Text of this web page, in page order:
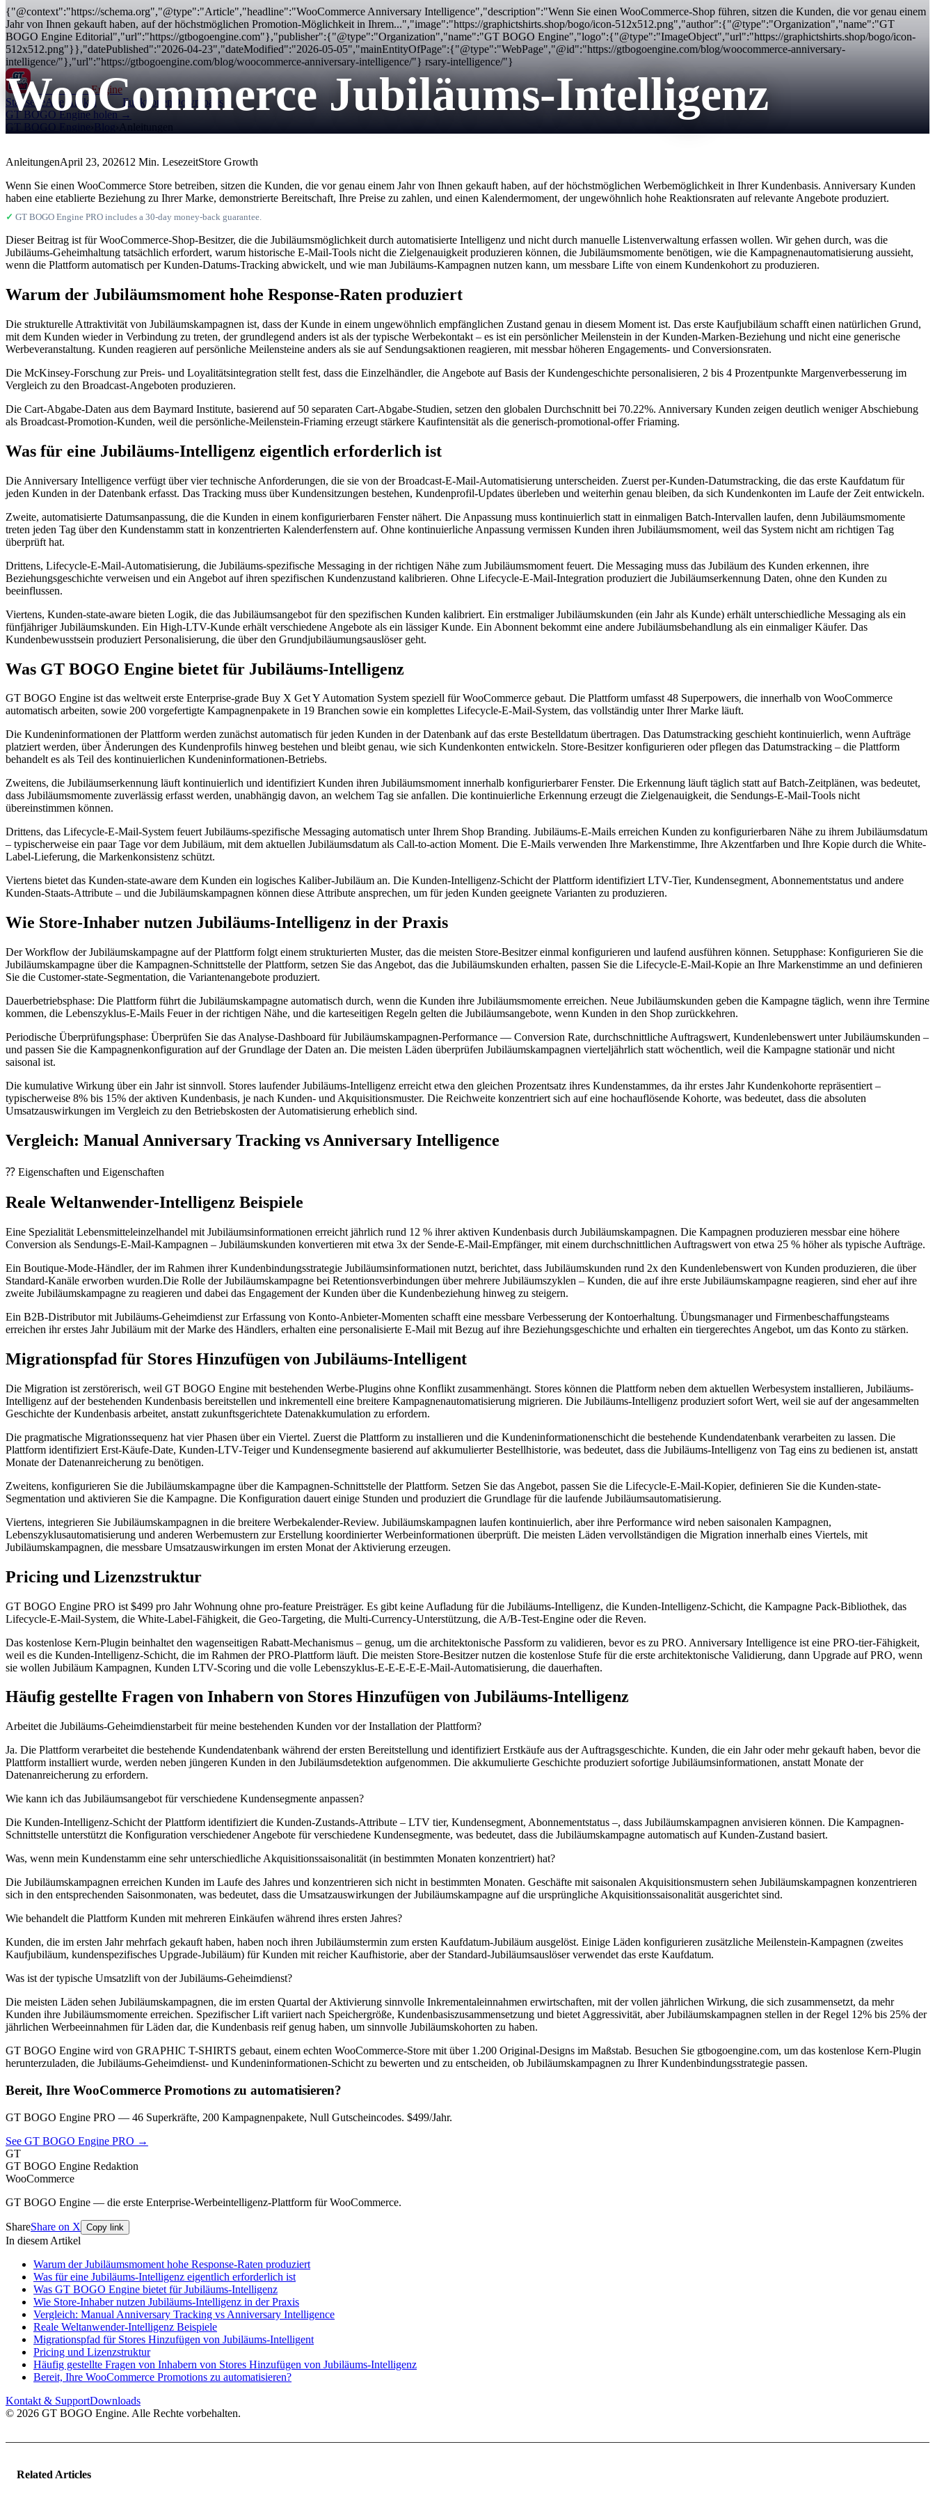
{"@context":"https://schema.org","@type":"Article","headline":"WooCommerce Anniversary Intelligence","description":"Wenn Sie einen WooCommerce-Shop führen, sitzen die Kunden, die vor genau einem
Jahr von Ihnen gekauft haben, auf der höchstmöglichen Promotion-Möglichkeit in Ihrem...","image":"https://graphictshirts.shop/bogo/icon-512x512.png","author":{"@type":"Organization","name":"GT
BOGO Engine Editorial","url":"https://gtbogoengine.com"},"publisher":{"@type":"Organization","name":"GT BOGO Engine","logo":{"@type":"ImageObject","url":"https://graphictshirts.shop/bogo/icon-
512x512.png"}},"datePublished":"2026-04-23","dateModified":"2026-05-05","mainEntityOfPage":{"@type":"WebPage","@id":"https://gtbogoengine.com/blog/woocommerce-anniversary-
intelligence/"},"url":"https://gtbogoengine.com/blog/woocommerce-anniversary-intelligence/"} rsary-intelligence/"}
GT BOGOEngine
StartseiteAlle Artikel Funktionen Downloads
GT BOGO Engine holen →
GT BOGO Engine ›Blog › Anleitungen
WooCommerce Jubiläums-Intelligenz
AnleitungenApril 23, 202612 Min. LesezeitStore Growth
Wenn Sie einen WooCommerce Store betreiben, sitzen die Kunden, die vor genau einem Jahr von Ihnen gekauft haben, auf der höchstmöglichen Werbemöglichkeit in Ihrer Kundenbasis. Anniversary Kunden
haben eine etablierte Beziehung zu Ihrer Marke, demonstrierte Bereitschaft, Ihre Preise zu zahlen, und einen Kalendermoment, der ungewöhnlich hohe Reaktionsraten auf relevante Angebote produziert.
✓ GT BOGO Engine PRO includes a 30-day money-back guarantee.
Dieser Beitrag ist für WooCommerce-Shop-Besitzer, die die Jubiläumsmöglichkeit durch automatisierte Intelligenz und nicht durch manuelle Listenverwaltung erfassen wollen. Wir gehen durch, was die
Jubiläums-Geheimhaltung tatsächlich erfordert, warum historische E-Mail-Tools nicht die Zielgenauigkeit produzieren können, die Jubiläumsmomente benötigen, wie die Kampagnenautomatisierung aussieht,
wenn die Plattform automatisch per Kunden-Datums-Tracking abwickelt, und wie man Jubiläums-Kampagnen nutzen kann, um messbare Lifte von einem Kundenkohort zu produzieren.
Warum der Jubiläumsmoment hohe Response-Raten produziert
Die strukturelle Attraktivität von Jubiläumskampagnen ist, dass der Kunde in einem ungewöhnlich empfänglichen Zustand genau in diesem Moment ist. Das erste Kaufjubiläum schafft einen natürlichen Grund,
mit dem Kunden wieder in Verbindung zu treten, der grundlegend anders ist als der typische Werbekontakt – es ist ein persönlicher Meilenstein in der Kunden-Marken-Beziehung und nicht eine generische
Werbeveranstaltung. Kunden reagieren auf persönliche Meilensteine anders als sie auf Sendungsaktionen reagieren, mit messbar höheren Engagements- und Conversionsraten.
Die McKinsey-Forschung zur Preis- und Loyalitätsintegration stellt fest, dass die Einzelhändler, die Angebote auf Basis der Kundengeschichte personalisieren, 2 bis 4 Prozentpunkte Margenverbesserung im
Vergleich zu den Broadcast-Angeboten produzieren.
Die Cart-Abgabe-Daten aus dem Baymard Institute, basierend auf 50 separaten Cart-Abgabe-Studien, setzen den globalen Durchschnitt bei 70.22%. Anniversary Kunden zeigen deutlich weniger Abschiebung
als Broadcast-Promotion-Kunden, weil die persönliche-Meilenstein-Friaming erzeugt stärkere Kaufintensität als die generisch-promotional-offer Friaming.
Was für eine Jubiläums-Intelligenz eigentlich erforderlich ist
Die Anniversary Intelligence verfügt über vier technische Anforderungen, die sie von der Broadcast-E-Mail-Automatisierung unterscheiden. Zuerst per-Kunden-Datumstracking, die das erste Kaufdatum für
jeden Kunden in der Datenbank erfasst. Das Tracking muss über Kundensitzungen bestehen, Kundenprofil-Updates überleben und weiterhin genau bleiben, da sich Kundenkonten im Laufe der Zeit entwickeln.
Zweite, automatisierte Datumsanpassung, die die Kunden in einem konfigurierbaren Fenster nähert. Die Anpassung muss kontinuierlich statt in einmaligen Batch-Intervallen laufen, denn Jubiläumsmomente
treten jeden Tag über den Kundenstamm statt in konzentrierten Kalenderfenstern auf. Ohne kontinuierliche Anpassung vermissen Kunden ihren Jubiläumsmoment, weil das System nicht am richtigen Tag
überprüft hat.
Drittens, Lifecycle-E-Mail-Automatisierung, die Jubiläums-spezifische Messaging in der richtigen Nähe zum Jubiläumsmoment feuert. Die Messaging muss das Jubiläum des Kunden erkennen, ihre
Beziehungsgeschichte verweisen und ein Angebot auf ihren spezifischen Kundenzustand kalibrieren. Ohne Lifecycle-E-Mail-Integration produziert die Jubiläumserkennung Daten, ohne den Kunden zu
beeinflussen.
Viertens, Kunden-state-aware bieten Logik, die das Jubiläumsangebot für den spezifischen Kunden kalibriert. Ein erstmaliger Jubiläumskunden (ein Jahr als Kunde) erhält unterschiedliche Messaging als ein
fünfjähriger Jubiläumskunden. Ein High-LTV-Kunde erhält verschiedene Angebote als ein lässiger Kunde. Ein Abonnent bekommt eine andere Jubiläumsbehandlung als ein einmaliger Käufer. Das
Kundenbewusstsein produziert Personalisierung, die über den Grundjubiläumungsauslöser geht.
Was GT BOGO Engine bietet für Jubiläums-Intelligenz
GT BOGO Engine ist das weltweit erste Enterprise-grade Buy X Get Y Automation System speziell für WooCommerce gebaut. Die Plattform umfasst 48 Superpowers, die innerhalb von WooCommerce
automatisch arbeiten, sowie 200 vorgefertigte Kampagnenpakete in 19 Branchen sowie ein komplettes Lifecycle-E-Mail-System, das vollständig unter Ihrer Marke läuft.
Die Kundeninformationen der Plattform werden zunächst automatisch für jeden Kunden in der Datenbank auf das erste Bestelldatum übertragen. Das Datumstracking geschieht kontinuierlich, wenn Aufträge
platziert werden, über Änderungen des Kundenprofils hinweg bestehen und bleibt genau, wie sich Kundenkonten entwickeln. Store-Besitzer konfigurieren oder pflegen das Datumstracking – die Plattform
behandelt es als Teil des kontinuierlichen Kundeninformationen-Betriebs.
Zweitens, die Jubiläumserkennung läuft kontinuierlich und identifiziert Kunden ihren Jubiläumsmoment innerhalb konfigurierbarer Fenster. Die Erkennung läuft täglich statt auf Batch-Zeitplänen, was bedeutet,
dass Jubiläumsmomente zuverlässig erfasst werden, unabhängig davon, an welchem Tag sie anfallen. Die kontinuierliche Erkennung erzeugt die Zielgenauigkeit, die Sendungs-E-Mail-Tools nicht
übereinstimmen können.
Drittens, das Lifecycle-E-Mail-System feuert Jubiläums-spezifische Messaging automatisch unter Ihrem Shop Branding. Jubiläums-E-Mails erreichen Kunden zu konfigurierbaren Nähe zu ihrem Jubiläumsdatum
– typischerweise ein paar Tage vor dem Jubiläum, mit dem aktuellen Jubiläumsdatum als Call-to-action Moment. Die E-Mails verwenden Ihre Markenstimme, Ihre Akzentfarben und Ihre Kopie durch die White-
Label-Lieferung, die Markenkonsistenz schützt.
Viertens bietet das Kunden-state-aware dem Kunden ein logisches Kaliber-Jubiläum an. Die Kunden-Intelligenz-Schicht der Plattform identifiziert LTV-Tier, Kundensegment, Abonnementstatus und andere
Kunden-Staats-Attribute – und die Jubiläumskampagnen können diese Attribute ansprechen, um für jeden Kunden geeignete Varianten zu produzieren.
Wie Store-Inhaber nutzen Jubiläums-Intelligenz in der Praxis
Der Workflow der Jubiläumskampagne auf der Plattform folgt einem strukturierten Muster, das die meisten Store-Besitzer einmal konfigurieren und laufend ausführen können. Setupphase: Konfigurieren Sie die
Jubiläumskampagne über die Kampagnen-Schnittstelle der Plattform, setzen Sie das Angebot, das die Jubiläumskunden erhalten, passen Sie die Lifecycle-E-Mail-Kopie an Ihre Markenstimme an und definieren
Sie die Customer-state-Segmentation, die Variantenangebote produziert.
Dauerbetriebsphase: Die Plattform führt die Jubiläumskampagne automatisch durch, wenn die Kunden ihre Jubiläumsmomente erreichen. Neue Jubiläumskunden geben die Kampagne täglich, wenn ihre Termine
kommen, die Lebenszyklus-E-Mails Feuer in der richtigen Nähe, und die karteseitigen Regeln gelten die Jubiläumsangebote, wenn Kunden in den Shop zurückkehren.
Periodische Überprüfungsphase: Überprüfen Sie das Analyse-Dashboard für Jubiläumskampagnen-Performance — Conversion Rate, durchschnittliche Auftragswert, Kundenlebenswert unter Jubiläumskunden –
und passen Sie die Kampagnenkonfiguration auf der Grundlage der Daten an. Die meisten Läden überprüfen Jubiläumskampagnen vierteljährlich statt wöchentlich, weil die Kampagne stationär und nicht
saisonal ist.
Die kumulative Wirkung über ein Jahr ist sinnvoll. Stores laufender Jubiläums-Intelligenz erreicht etwa den gleichen Prozentsatz ihres Kundenstammes, da ihr erstes Jahr Kundenkohorte repräsentiert –
typischerweise 8% bis 15% der aktiven Kundenbasis, je nach Kunden- und Akquisitionsmuster. Die Reichweite konzentriert sich auf eine hochauflösende Kohorte, was bedeutet, dass die absoluten
Umsatzauswirkungen im Vergleich zu den Betriebskosten der Automatisierung erheblich sind.
Vergleich: Manual Anniversary Tracking vs Anniversary Intelligence
⁇ Eigenschaften und Eigenschaften
Reale Weltanwender-Intelligenz Beispiele
Eine Spezialität Lebensmitteleinzelhandel mit Jubiläumsinformationen erreicht jährlich rund 12 % ihrer aktiven Kundenbasis durch Jubiläumskampagnen. Die Kampagnen produzieren messbar eine höhere
Conversion als Sendungs-E-Mail-Kampagnen – Jubiläumskunden konvertieren mit etwa 3x der Sende-E-Mail-Empfänger, mit einem durchschnittlichen Auftragswert von etwa 25 % höher als typische Aufträge.
Ein Boutique-Mode-Händler, der im Rahmen ihrer Kundenbindungsstrategie Jubiläumsinformationen nutzt, berichtet, dass Jubiläumskunden rund 2x den Kundenlebenswert von Kunden produzieren, die über
Standard-Kanäle erworben wurden.Die Rolle der Jubiläumskampagne bei Retentionsverbindungen über mehrere Jubiläumszyklen – Kunden, die auf ihre erste Jubiläumskampagne reagieren, sind eher auf ihre
zweite Jubiläumskampagne zu reagieren und dabei das Engagement der Kunden über die Kundenbeziehung hinweg zu steigern.
Ein B2B-Distributor mit Jubiläums-Geheimdienst zur Erfassung von Konto-Anbieter-Momenten schafft eine messbare Verbesserung der Kontoerhaltung. Übungsmanager und Firmenbeschaffungsteams
erreichen ihr erstes Jahr Jubiläum mit der Marke des Händlers, erhalten eine personalisierte E-Mail mit Bezug auf ihre Beziehungsgeschichte und erhalten ein tiergerechtes Angebot, um das Konto zu stärken.
Migrationspfad für Stores Hinzufügen von Jubiläums-Intelligent
Die Migration ist zerstörerisch, weil GT BOGO Engine mit bestehenden Werbe-Plugins ohne Konflikt zusammenhängt. Stores können die Plattform neben dem aktuellen Werbesystem installieren, Jubiläums-
Intelligenz auf der bestehenden Kundenbasis bereitstellen und inkrementell eine breitere Kampagnenautomatisierung migrieren. Die Jubiläums-Intelligenz produziert sofort Wert, weil sie auf der angesammelten
Geschichte der Kundenbasis arbeitet, anstatt zukunftsgerichtete Datenakkumulation zu erfordern.
Die pragmatische Migrationssequenz hat vier Phasen über ein Viertel. Zuerst die Plattform zu installieren und die Kundeninformationenschicht die bestehende Kundendatenbank verarbeiten zu lassen. Die
Plattform identifiziert Erst-Käufe-Date, Kunden-LTV-Teiger und Kundensegmente basierend auf akkumulierter Bestellhistorie, was bedeutet, dass die Jubiläums-Intelligenz von Tag eins zu bedienen ist, anstatt
Monate der Datenanreicherung zu benötigen.
Zweitens, konfigurieren Sie die Jubiläumskampagne über die Kampagnen-Schnittstelle der Plattform. Setzen Sie das Angebot, passen Sie die Lifecycle-E-Mail-Kopier, definieren Sie die Kunden-state-
Segmentation und aktivieren Sie die Kampagne. Die Konfiguration dauert einige Stunden und produziert die Grundlage für die laufende Jubiläumsautomatisierung.
Viertens, integrieren Sie Jubiläumskampagnen in die breitere Werbekalender-Review. Jubiläumskampagnen laufen kontinuierlich, aber ihre Performance wird neben saisonalen Kampagnen,
Lebenszyklusautomatisierung und anderen Werbemustern zur Erstellung koordinierter Werbeinformationen überprüft. Die meisten Läden vervollständigen die Migration innerhalb eines Viertels, mit
Jubiläumskampagnen, die messbare Umsatzauswirkungen im ersten Monat der Aktivierung erzeugen.
Pricing und Lizenzstruktur
GT BOGO Engine PRO ist $499 pro Jahr Wohnung ohne pro-feature Preisträger. Es gibt keine Aufladung für die Jubiläums-Intelligenz, die Kunden-Intelligenz-Schicht, die Kampagne Pack-Bibliothek, das
Lifecycle-E-Mail-System, die White-Label-Fähigkeit, die Geo-Targeting, die Multi-Currency-Unterstützung, die A/B-Test-Engine oder die Reven.
Das kostenlose Kern-Plugin beinhaltet den wagenseitigen Rabatt-Mechanismus – genug, um die architektonische Passform zu validieren, bevor es zu PRO. Anniversary Intelligence ist eine PRO-tier-Fähigkeit,
weil es die Kunden-Intelligenz-Schicht, die im Rahmen der PRO-Plattform läuft. Die meisten Store-Besitzer nutzen die kostenlose Stufe für die erste architektonische Validierung, dann Upgrade auf PRO, wenn
sie wollen Jubiläum Kampagnen, Kunden LTV-Scoring und die volle Lebenszyklus-E-E-E-E-E-Mail-Automatisierung, die dauerhaften.
Häufig gestellte Fragen von Inhabern von Stores Hinzufügen von Jubiläums-Intelligenz
Arbeitet die Jubiläums-Geheimdienstarbeit für meine bestehenden Kunden vor der Installation der Plattform?
Ja. Die Plattform verarbeitet die bestehende Kundendatenbank während der ersten Bereitstellung und identifiziert Erstkäufe aus der Auftragsgeschichte. Kunden, die ein Jahr oder mehr gekauft haben, bevor die
Plattform installiert wurde, werden neben jüngeren Kunden in den Jubiläumsdetektion aufgenommen. Die akkumulierte Geschichte produziert sofortige Jubiläumsinformationen, anstatt Monate der
Datenanreicherung zu erfordern.
Wie kann ich das Jubiläumsangebot für verschiedene Kundensegmente anpassen?
Die Kunden-Intelligenz-Schicht der Plattform identifiziert die Kunden-Zustands-Attribute – LTV tier, Kundensegment, Abonnementstatus –, dass Jubiläumskampagnen anvisieren können. Die Kampagnen-
Schnittstelle unterstützt die Konfiguration verschiedener Angebote für verschiedene Kundensegmente, was bedeutet, dass die Jubiläumskampagne automatisch auf Kunden-Zustand basiert.
Was, wenn mein Kundenstamm eine sehr unterschiedliche Akquisitionssaisonalität (in bestimmten Monaten konzentriert) hat?
Die Jubiläumskampagnen erreichen Kunden im Laufe des Jahres und konzentrieren sich nicht in bestimmten Monaten. Geschäfte mit saisonalen Akquisitionsmustern sehen Jubiläumskampagnen konzentrieren
sich in den entsprechenden Saisonmonaten, was bedeutet, dass die Umsatzauswirkungen der Jubiläumskampagne auf die ursprüngliche Akquisitionssaisonalität ausgerichtet sind.
Wie behandelt die Plattform Kunden mit mehreren Einkäufen während ihres ersten Jahres?
Kunden, die im ersten Jahr mehrfach gekauft haben, haben noch ihren Jubiläumstermin zum ersten Kaufdatum-Jubiläum ausgelöst. Einige Läden konfigurieren zusätzliche Meilenstein-Kampagnen (zweites
Kaufjubiläum, kundenspezifisches Upgrade-Jubiläum) für Kunden mit reicher Kaufhistorie, aber der Standard-Jubiläumsauslöser verwendet das erste Kaufdatum.
Was ist der typische Umsatzlift von der Jubiläums-Geheimdienst?
Die meisten Läden sehen Jubiläumskampagnen, die im ersten Quartal der Aktivierung sinnvolle Inkrementaleinnahmen erwirtschaften, mit der vollen jährlichen Wirkung, die sich zusammensetzt, da mehr
Kunden ihre Jubiläumsmomente erreichen. Spezifischer Lift variiert nach Speichergröße, Kundenbasiszusammensetzung und bietet Aggressivität, aber Jubiläumskampagnen stellen in der Regel 12% bis 25% der
jährlichen Werbeeinnahmen für Läden dar, die Kundenbasis reif genug haben, um sinnvolle Jubiläumskohorten zu haben.
GT BOGO Engine wird von GRAPHIC T-SHIRTS gebaut, einem echten WooCommerce-Store mit über 1.200 Original-Designs im Maßstab. Besuchen Sie gtbogoengine.com, um das kostenlose Kern-Plugin
herunterzuladen, die Jubiläums-Geheimdienst- und Kundeninformationen-Schicht zu bewerten und zu entscheiden, ob Jubiläumskampagnen zu Ihrer Kundenbindungsstrategie passen.
Bereit, Ihre WooCommerce Promotions zu automatisieren?
GT BOGO Engine PRO — 46 Superkräfte, 200 Kampagnenpakete, Null Gutscheincodes. $499/Jahr.
See GT BOGO Engine PRO →
GT
GT BOGO Engine Redaktion
WooCommerce
GT BOGO Engine — die erste Enterprise-Werbeintelligenz-Plattform für WooCommerce.
ShareShare on X Copy link
In diesem Artikel
Warum der Jubiläumsmoment hohe Response-Raten produziert
Was für eine Jubiläums-Intelligenz eigentlich erforderlich ist
Was GT BOGO Engine bietet für Jubiläums-Intelligenz
Wie Store-Inhaber nutzen Jubiläums-Intelligenz in der Praxis
Vergleich: Manual Anniversary Tracking vs Anniversary Intelligence
Reale Weltanwender-Intelligenz Beispiele
Migrationspfad für Stores Hinzufügen von Jubiläums-Intelligent
Pricing und Lizenzstruktur
Häufig gestellte Fragen von Inhabern von Stores Hinzufügen von Jubiläums-Intelligenz
Bereit, Ihre WooCommerce Promotions zu automatisieren?
Kontakt & SupportDownloads
© 2026 GT BOGO Engine. Alle Rechte vorbehalten.
Related Articles